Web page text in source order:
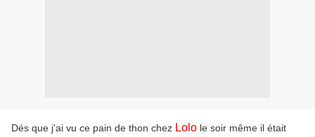
Dés que j'ai vu ce pain de thon chez Lolo le soir même il était